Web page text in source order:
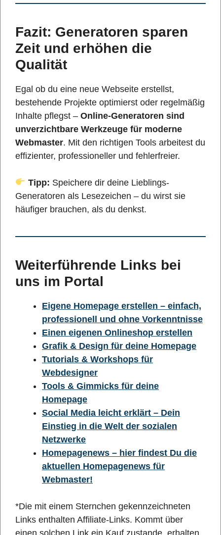
Fazit: Generatoren sparen
Zeit und erhöhen die
Qualität
Egal ob du eine neue Webseite erstellst,
bestehende Projekte optimierst oder regelmäßig
Inhalte pflegst – Online-Generatoren sind
unverzichtbare Werkzeuge für moderne
Webmaster. Mit den richtigen Tools arbeitest du
effizienter, professioneller und fehlerfreier.
Tipp: Speichere dir deine Lieblings-
Generatoren als Lesezeichen – du wirst sie
häufiger brauchen, als du denkst.
Weiterführende Links bei
uns im Portal
Eigene Homepage erstellen – einfach,
professionell und ohne Vorkenntnisse
Einen eigenen Onlineshop erstellen
Grafik & Design für deine Homepage
Tutorials & Workshops für
Webdesigner
Tools & Gimmicks für deine
Homepage
Social Media leicht erklärt – Dein
Einstieg in die Welt der sozialen
Netzwerke
Homepagenews – hier findest Du die
aktuellen Homepagenews für
Webmaster!
*Die mit einem Sternchen gekennzeichneten
Links enthalten Affiliate-Links. Kommt über
einen solchen Link ein Kauf zustande, erhalten